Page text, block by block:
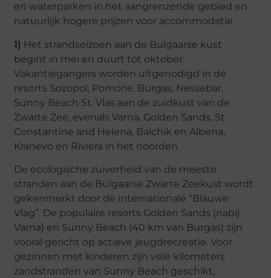
en waterparken in het aangrenzende gebied en
natuurlijk hogere prijzen voor accommodatie.
1) Het strandseizoen aan de Bulgaarse kust
begint in mei en duurt tot oktober.
Vakantiegangers worden uitgenodigd in de
resorts Sozopol, Pomorie, Burgas, Nessebar,
Sunny Beach St. Vlas aan de zuidkust van de
Zwarte Zee, evenals Varna, Golden Sands, St.
Constantine and Helena, Balchik en Albena,
Kranevo en Riviera in het noorden.
De ecologische zuiverheid van de meeste
stranden aan de Bulgaarse Zwarte Zeekust wordt
gekenmerkt door de internationale “Blauwe
Vlag”. De populaire resorts Golden Sands (nabij
Varna) en Sunny Beach (40 km van Burgas) zijn
vooral gericht op actieve jeugdrecreatie. Voor
gezinnen met kinderen zijn vele kilometers
zandstranden van Sunny Beach geschikt,